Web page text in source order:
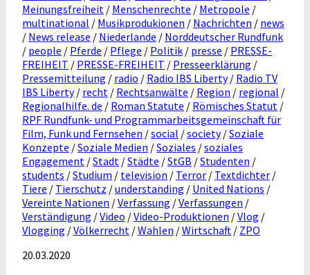
Meinungsfreiheit / Menschenrechte / Metropole /
multinational / Musikprodukionen / Nachrichten / news
/ News release / Niederlande / Norddeutscher Rundfunk
/ people / Pferde / Pflege / Politik / presse / PRESSE-
FREIHEIT / PRESSE-FREIHEIT / Presseerklärung /
Pressemitteilung / radio / Radio IBS Liberty/ Radio TV
IBS Liberty/ recht / Rechtsanwälte / Region / regional /
Regionalhilfe. de / Roman Statute / Römisches Statut /
RPF Rundfunk- und Programmarbeitsgemeinschaft für
Film, Funk und Fernsehen /social /society/Soziale
Konzepte /Soziale Medien /Soziales /soziales
Engagement /Stadt /Städte /StGB /Studenten /
students /Studium / television / Terror / Textdichter /
Tiere / Tierschutz /understanding / United Nations /
Vereinte Nationen /Verfassung /Verfassungen /
Verständigung /Video /Video-Produktionen /Vlog /
Vlogging /Völkerrecht /Wahlen /Wirtschaft / ZPO
20.03.2020